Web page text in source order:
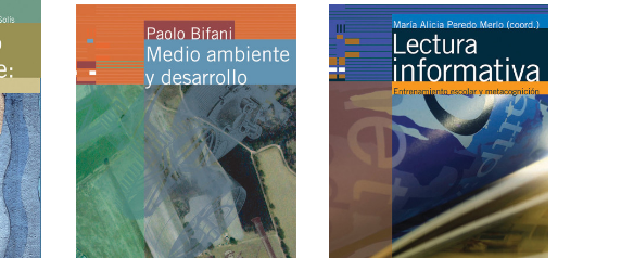
LIBRE DERECHO
Y GESTIÓN
FICCIÓN Y TEMAS AFINES